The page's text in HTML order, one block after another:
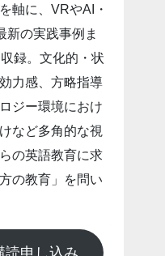
軸に、VRやAI・
新の実践事例ま
録。文化的・状
力感、方略指導
ジー環境におけ
など多角的な視
の英語教育に求
の教育」を問い
読申し込み